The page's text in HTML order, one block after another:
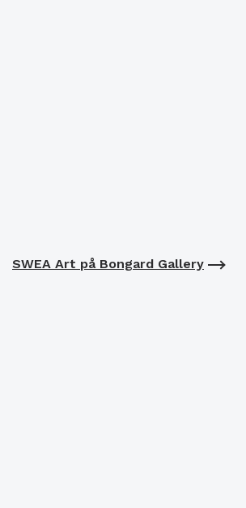
SWEA Art på Bongard Gallery